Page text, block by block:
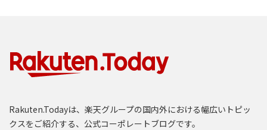
Rakuten.Todayは、楽天グループの国内外における幅広いトピッ
クスをご紹介する、公式コーポレートブログです。